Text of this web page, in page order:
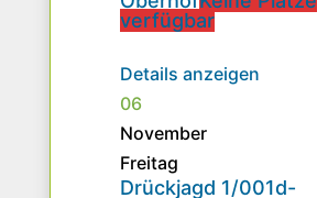
verfügbar
Details anzeigen
06
November
Freitag
Drückjagd 1/001d-